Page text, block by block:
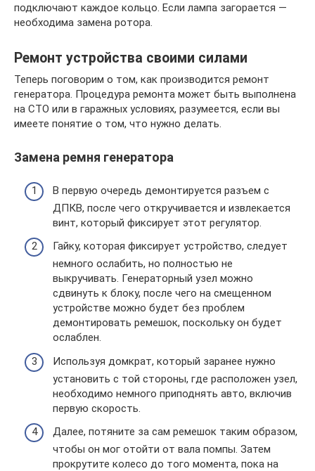
подключают каждое кольцо. Если лампа загорается —
необходима замена ротора.
Ремонт устройства своими силами
Теперь поговорим о том, как производится ремонт
генератора. Процедура ремонта может быть выполнена
на СТО или в гаражных условиях, разумеется, если вы
имеете понятие о том, что нужно делать.
Замена ремня генератора
В первую очередь демонтируется разъем с
ДПКВ, после чего откручивается и извлекается
винт, который фиксирует этот регулятор.
Гайку, которая фиксирует устройство, следует
немного ослабить, но полностью не
выкручивать. Генераторный узел можно
сдвинуть к блоку, после чего на смещенном
устройстве можно будет без проблем
демонтировать ремешок, поскольку он будет
ослаблен.
Используя домкрат, который заранее нужно
установить с той стороны, где расположен узел,
необходимо немного приподнять авто, включив
первую скорость.
Далее, потяните за сам ремешок таким образом,
чтобы он мог отойти от вала помпы. Затем
прокрутите колесо до того момента, пока на